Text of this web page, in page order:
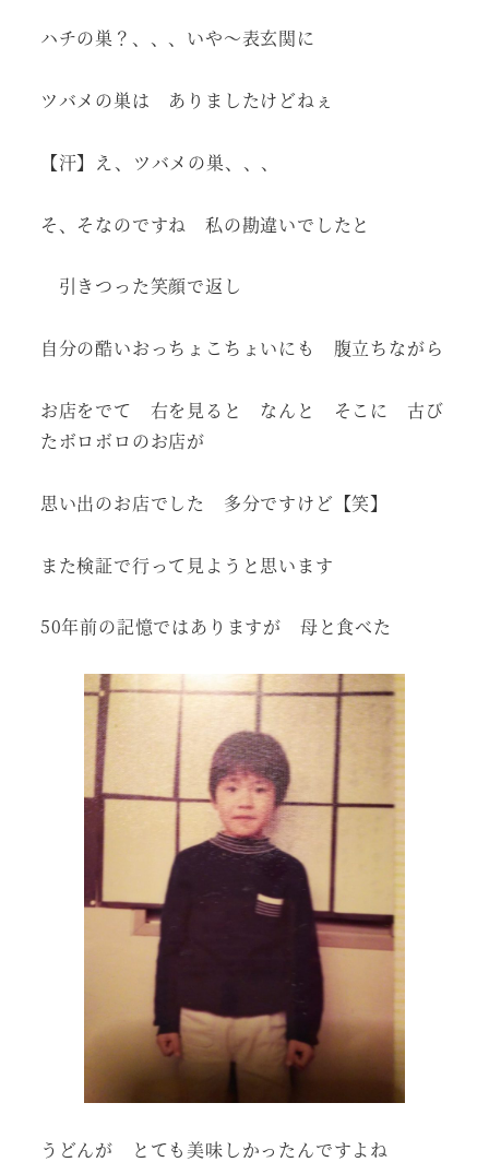
ハチの巣？、、、いや～表玄関に
ツバメの巣は ありましたけどねぇ
【汗】え、ツバメの巣、、、
そ、そなのですね 私の勘違いでしたと
引きつった笑顔で返し
自分の酷いおっちょこちょいにも 腹立ちながら
お店をでて 右を見ると なんと そこに 古び
たボロボロのお店が
思い出のお店でした 多分ですけど【笑】
また検証で行って見ようと思います
50年前の記憶ではありますが 母と食べた
うどんが とても美味しかったんですよね